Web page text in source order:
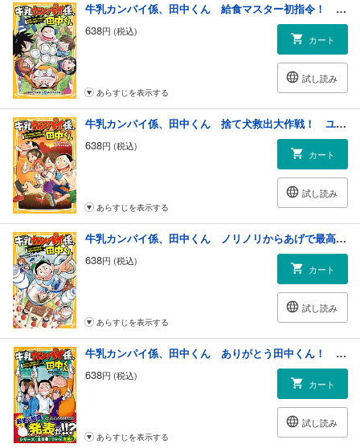
牛乳カンパイ係、田中くん 給食マスター初指令！ 友情の納豆レシピ
638円 (税込)
カート
試し読み
あらすじを表示する
牛乳カンパイ係、田中くん 捨て犬救出大作戦！ ユウナとプリンの10日間
638円 (税込)
カート
試し読み
あらすじを表示する
牛乳カンパイ係、田中くん ノリノリからあげで最高の誕生日会
638円 (税込)
カート
試し読み
あらすじを表示する
牛乳カンパイ係、田中くん ありがとう田中くん！ お別れ会で涙のカンパイ！
638円 (税込)
カート
試し読み
あらすじを表示する